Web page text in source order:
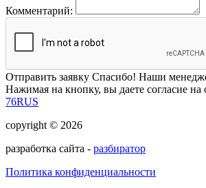
Комментарий:
Отправить заявку Спасибо! Наши
Нажимая на кнопку, вы даете согласие
76RUS
copyright © 2026
разработка сайта - разбиратор
Политика конфиденциальности